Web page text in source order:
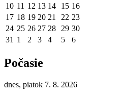
10 11 12 13 14 15 16
17 18 19 20 21 22 23
24 25 26 27 28 29 30
31 1 2 3 4 5 6
Počasie
dnes, piatok 7. 8. 2026